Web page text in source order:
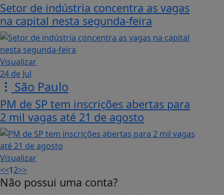
Setor de indústria concentra as vagas
na capital nesta segunda-feira
Visualizar
24 de Jul
São Paulo
PM de SP tem inscrições abertas para
2 mil vagas até 21 de agosto
Visualizar
<<12>>
Não possui uma conta?